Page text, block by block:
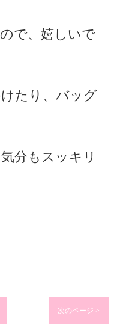
で、嬉しいで
たり、バッグ
分もスッキリ
次のページ >